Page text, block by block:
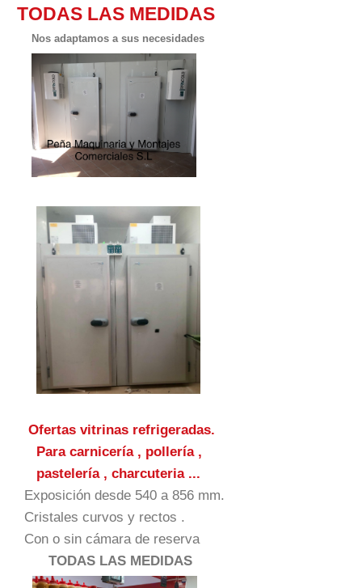
TODAS LAS MEDIDAS
Nos adaptamos a sus necesidades
Ofertas vitrinas refrigeradas.
Para carnicería , pollería ,
pastelería , charcuteria ...
Exposición desde 540 a 856 mm.
Cristales curvos y rectos .
Con o sin cámara de reserva
TODAS LAS MEDIDAS